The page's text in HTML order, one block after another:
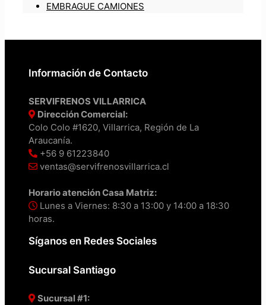
EMBRAGUE CAMIONES
Información de Contacto
SERVIFRENOS VILLARRICA
Dirección Comercial:
Colo Colo #1620, Villarrica, Región de La
Araucanía.
+56 9 61223840
ventas@servifrenosvillarrica.cl
Horario atención Casa Matriz:
Lunes a Viernes: 8:30 a 13:00 y 14:00 a 18:30
horas.
Síganos en Redes Sociales
Sucursal Santiago
Sucursal #1: